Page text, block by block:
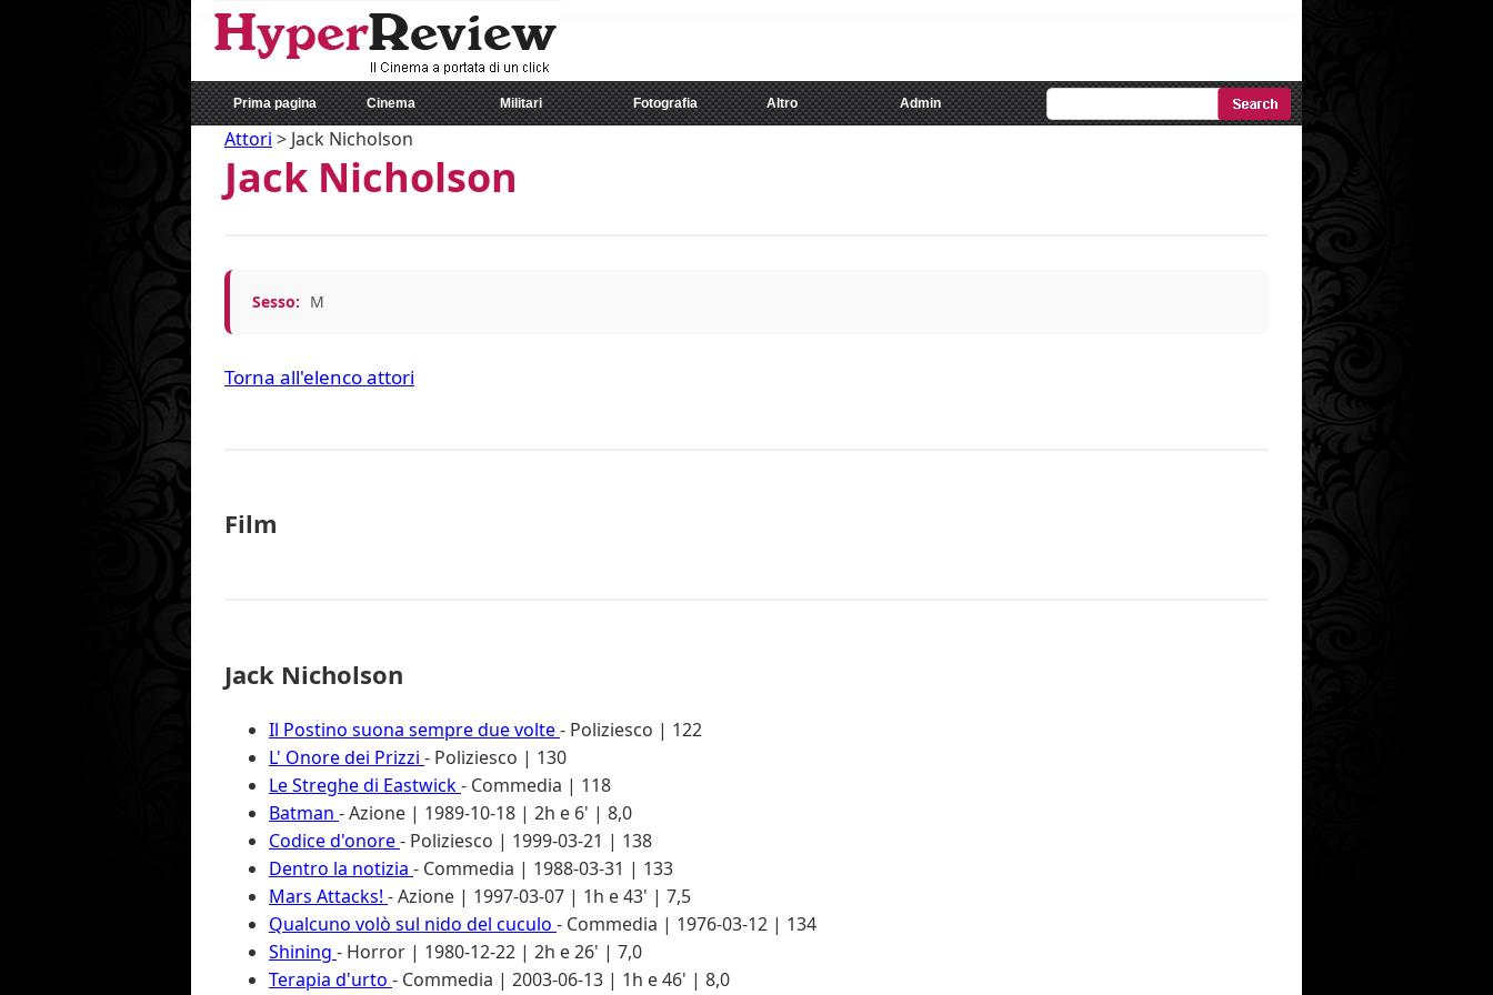
Prima pagina Cinema Militari Fotografia Altro Admin
Attori > Jack Nicholson
Jack Nicholson
Sesso: M
Torna all'elenco attori
Film
Jack Nicholson
Il Postino suona sempre due volte- Poliziesco | 122
L' Onore dei Prizzi - Poliziesco | 130
Le Streghe di Eastwick- Commedia | 118
Batman - Azione | 1989-10-18 | 2h e 6' | 8,0
Codice d'onore- Poliziesco | 1999-03-21 | 138
Dentro la notizia - Commedia | 1988-03-31 | 133
Mars Attacks! - Azione | 1997-03-07 | 1h e 43' | 7,5
Qualcuno volò sul nido del cuculo - Commedia | 1976-03-12 | 134
Shining - Horror | 1980-12-22 | 2h e 26' | 7,0
Terapia d'urto - Commedia | 2003-06-13 | 1h e 46' | 8,0